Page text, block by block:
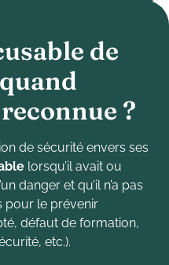
usable de
quand
reconnue ?
de sécurité envers ses
lorsqu’il avait ou
danger et qu’il n’a pas
pour le prévenir
défaut de formation,
etc.).